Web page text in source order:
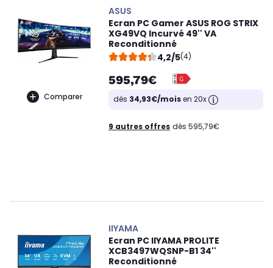
Comparer
ASUS
Ecran PC Gamer ASUS ROG STRIX
XG49VQ Incurvé 49'' VA
Reconditionné
4,2/5(4)
595,79€
dès 34,93€/moisen 20x
9 autres offres dès 595,79€
IIYAMA
Ecran PC IIYAMA PROLITE
XCB3497WQSNP-B1 34''
Reconditionné